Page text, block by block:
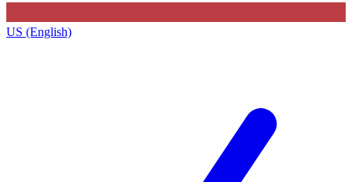
US (English)